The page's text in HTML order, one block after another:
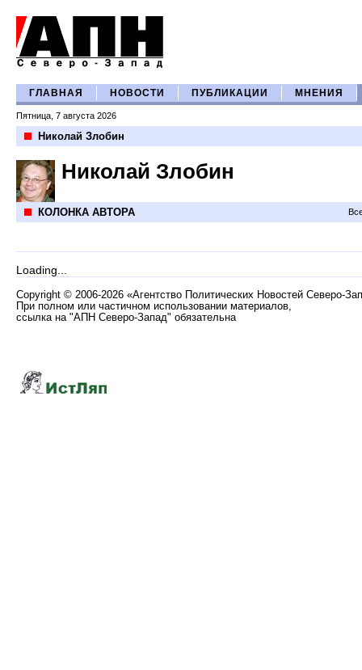
ГЛАВНАЯ НОВОСТИ ПУБЛИКАЦИИ МНЕНИЯ
Пятница, 7 августа 2026
Николай Злобин
Николай Злобин
КОЛОНКА АВТОРА
Loading...
Copyright © 2006-2026 «Агентство Политических Новостей Северо-
При полном или частичном использовании материалов,
ссылка на "АПН Северо-Запад" обязательна